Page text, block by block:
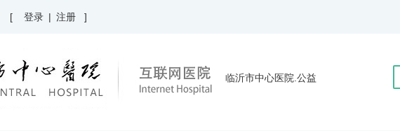
[ 登录 | 注册 ]
临沂市中心医院.公益